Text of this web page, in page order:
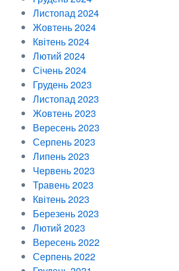
Листопад 2024
Жовтень 2024
Квітень 2024
Лютий 2024
Січень 2024
Грудень 2023
Листопад 2023
Жовтень 2023
Вересень 2023
Серпень 2023
Липень 2023
Червень 2023
Травень 2023
Квітень 2023
Березень 2023
Лютий 2023
Вересень 2022
Серпень 2022